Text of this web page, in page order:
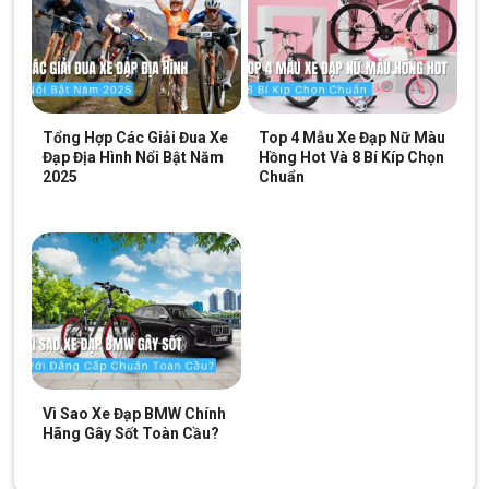
KHUNG XE
Chất liệu
khung/Frame
Advanced-Grade Composite
Màu sắc/Colors đen xám, đỏ xám
Phuộc/Fork Giant Crest 34 RRL 27.5″
BỘ TRUYỀN ĐỘNG
Tay
đề/Shifters
Shimano SLX 2×11
Tay
thắng/Brake
Levers
Bộ
thắng/Brakes
Tổng Hợp Các Giải Đua Xe
Đạp Địa Hình Nổi Bật Năm
2025
Top 4 Mẫu Xe Đạp Nữ Màu
Hồng Hot Và 8 Bí Kíp Chọn
Chuẩn
Vì Sao Xe Đạp BMW Chính
Hãng Gây Sốt Toàn Cầu?